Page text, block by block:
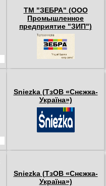
ТМ "ЗЕБРА" (ООО
Промышленное
предприятие "ЗИП")
Sniezka (ТзОВ «Снєжка-
Україна»)
Sniezka (ТзОВ «Снєжка-
Україна»)